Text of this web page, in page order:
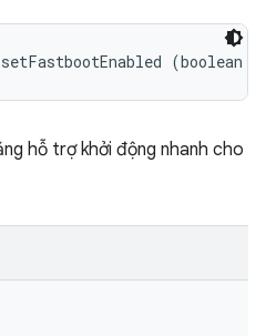
(boolean
hỗ trợ khởi động nhanh cho